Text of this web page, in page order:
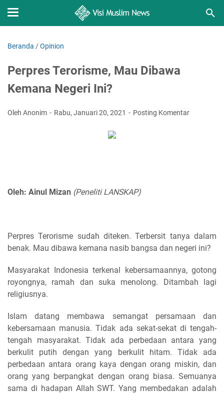
Beranda /Opinion
Perpres Terorisme, Mau Dibawa
Kemana Negeri Ini?
Oleh Anonim Rabu, Januari 20, 2021 Posting Komentar
Oleh: Ainul Mizan (Peneliti LANSKAP)
Perpres Terorisme sudah diteken. Terbersit tanya dalam
benak. Mau dibawa kemana nasib bangsa dan negeri ini?
Masyarakat Indonesia terkenal kebersamaannya, gotong
royongnya, ramah dan suka menolong. Ditambah lagi
religiusnya.
Islam datang membawa semangat persamaan dan
kebersamaan manusia. Tidak ada sekat-sekat di tengah-
tengah masyarakat. Tidak ada perbedaan antara yang
berkulit putih dengan yang berkulit hitam. Tidak ada
perbedaan antara orang kaya dengan orang miskin, dan
orang yang berpangkat dengan orang biasa. Semuanya
sama di hadapan Allah SWT. Yang membedakan adalah